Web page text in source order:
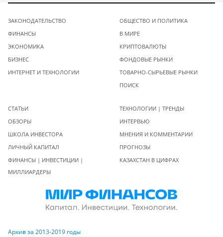
ЗАКОНОДАТЕЛЬСТВО
ФИНАНСЫ
ЭКОНОМИКА
БИЗНЕС
ИНТЕРНЕТ И ТЕХНОЛОГИИ
ОБЩЕСТВО И ПОЛИТИКА
В МИРЕ
КРИПТОВАЛЮТЫ
ФОНДОВЫЕ РЫНКИ
ТОВАРНО-СЫРЬЕВЫЕ РЫНКИ
ПОИСК
СТАТЬИ
ОБЗОРЫ
ШКОЛА ИНВЕСТОРА
ЛИЧНЫЙ КАПИТАЛ
ФИНАНСЫ | ИНВЕСТИЦИИ |
МИЛЛИАРДЕРЫ
ТЕХНОЛОГИИ | ТРЕНДЫ
ИНТЕРВЬЮ
МНЕНИЯ И КОММЕНТАРИИ
ПРОГНОЗЫ
КАЗАХСТАН В ЦИФРАХ
Архив за 2013-2019 годы